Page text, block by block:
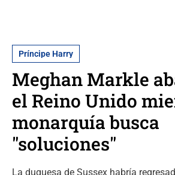
Príncipe Harry
Meghan Markle
el Reino Unido
monarquía busca
"soluciones"
La duquesa de Sussex habría